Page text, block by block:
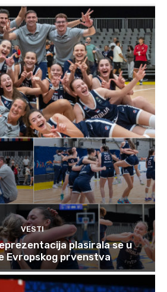
VESTI
plasirala se u
Evropskog prvenstva